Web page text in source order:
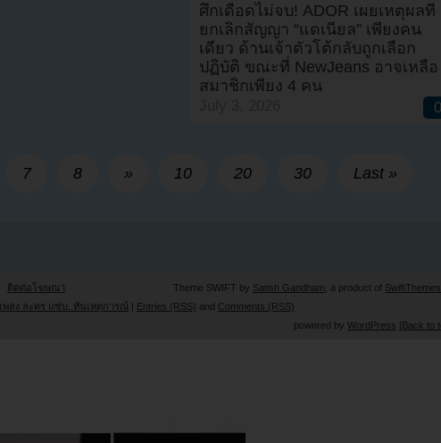
ศึกเดือดไม่จบ! ADOR เผยเหตุผลที่
ยกเลิกสัญญา “แดเนียล” เพียงคน
เดียว ด้านเจ้าตัวโต้กลับถูกเลือก
ปฏิบัติ ขณะที่ NewJeans อาจเหลือ
สมาชิกเพียง 4 คน
0
7 8 » 10 20 30 Last »
ติดต่อโฆษณา Theme SWIFT by Satish Gandham , a product of
พลง ละคร แซ่บ..ทันเหตุการณ์ | Entries (RSS) and Comments (RSS)
powered by WordPress [Back to